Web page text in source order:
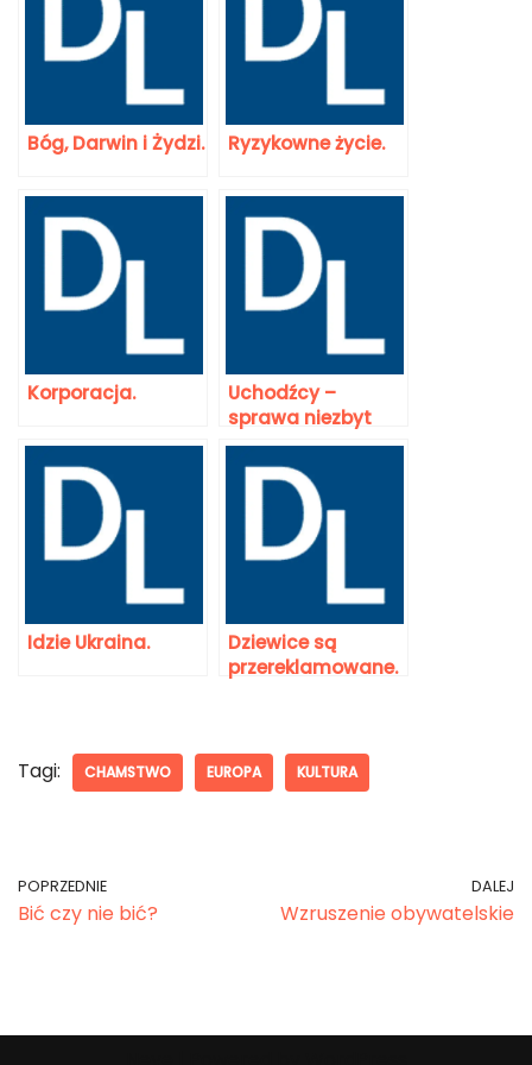
Bóg, Darwin i Żydzi. Ryzykowne życie.
Korporacja.
Uchodźcy –
sprawa niezbyt
prosta.
Idzie Ukraina.
Dziewice są
przereklamowane.
Tagi: CHAMSTWO EUROPA KULTURA
POPRZEDNIE
Bić czy nie bić?
DALEJ
Wzruszenie obywatelskie